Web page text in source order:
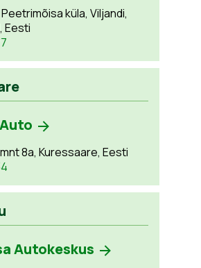
küla, Viljandi,
Eesti
8a, Kuressaare, Eesti
Autokeskus